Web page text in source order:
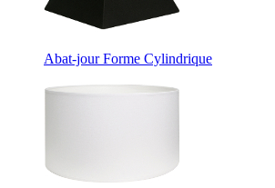
Abat-jour Forme Cylindrique